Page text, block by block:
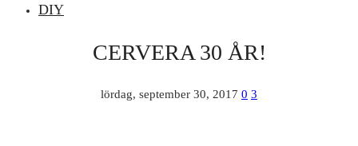
DIY
CERVERA 30 ÅR!
lördag, september 30, 2017 0 3